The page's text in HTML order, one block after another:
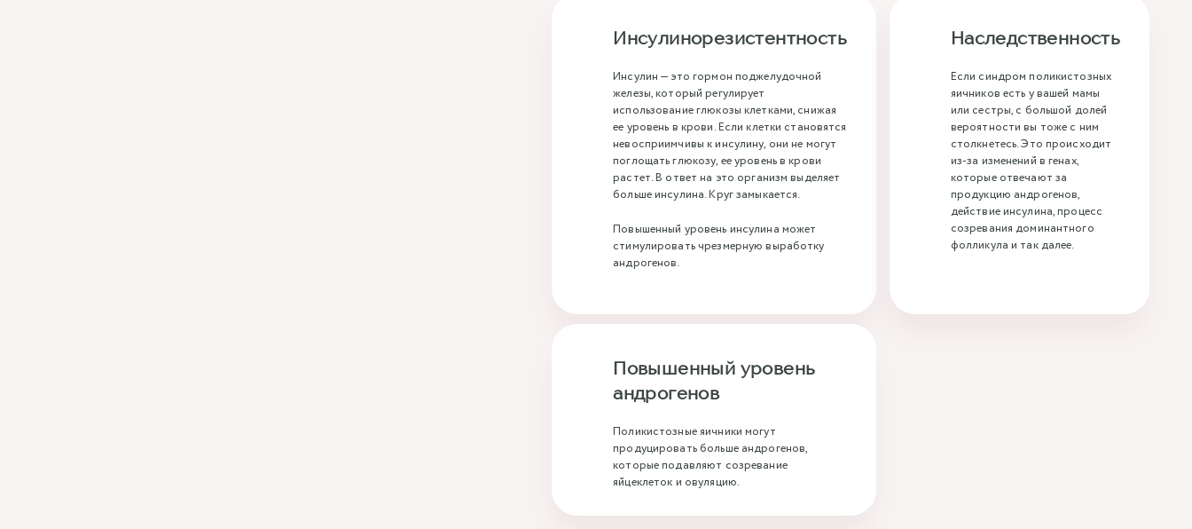
Инсулинорезистентность
Инсулин — это гормон поджелудочной
железы, который регулирует
использование глюкозы клетками, снижая
ее уровень в крови. Если клетки становятся
невосприимчивы к инсулину, они не могут
поглощать глюкозу, ее уровень в крови
растет. В ответ на это организм выделяет
больше инсулина. Круг замыкается.
Повышенный уровень инсулина может
стимулировать чрезмерную выработку
андрогенов.
Наследственность
Если синдром поликистозных
яичников есть у вашей мамы
или сестры, с большой долей
вероятности вы тоже с ним
столкнетесь. Это происходит
из-за изменений в генах,
которые отвечают за
продукцию андрогенов,
действие инсулина, процесс
созревания доминантного
фолликула и так далее.
Повышенный уровень
андрогенов
Поликистозные яичники могут
продуцировать больше андрогенов,
которые подавляют созревание
яйцеклеток и овуляцию.